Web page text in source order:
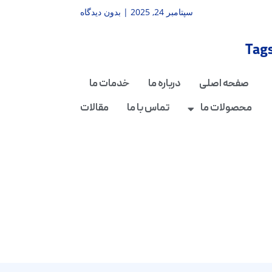
سپتامبر 24, 2025 بدون دیدگاه
صفحه اصلی درباره ما
خدمات ما
محصولات ما
تماس با ما مقالات